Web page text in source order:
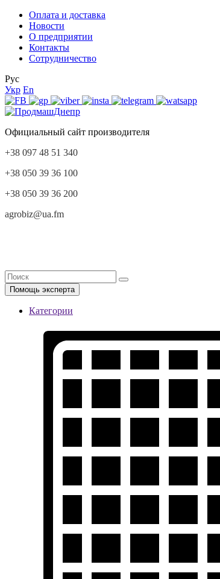
Оплата и доставка
Новости
О предприятии
Контакты
Сотрудничество
Рус
Укр En
Официальный сайт производителя
+38 097 48 51 340
+38 050 39 36 100
+38 050 39 36 200
agrobiz@ua.fm
Помощь эксперта
Категории